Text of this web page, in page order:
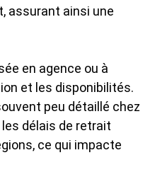
assurant ainsi une
en agence ou à
et les disponibilités.
peu détaillé chez
délais de retrait
ce qui impacte